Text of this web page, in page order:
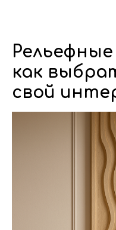
как
свой